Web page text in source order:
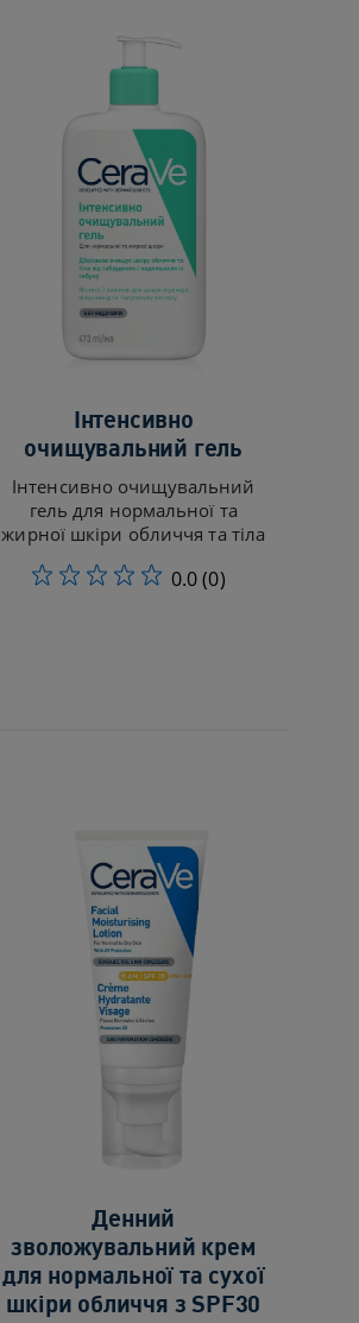
Інтенсивно
очищувальний гель
Інтенсивно очищувальний
гель для нормальної та
жирної шкіри обличчя та тіла
0.0(0)
Денний
зволожувальний крем
для нормальної та сухої
шкіри обличчя з SPF30